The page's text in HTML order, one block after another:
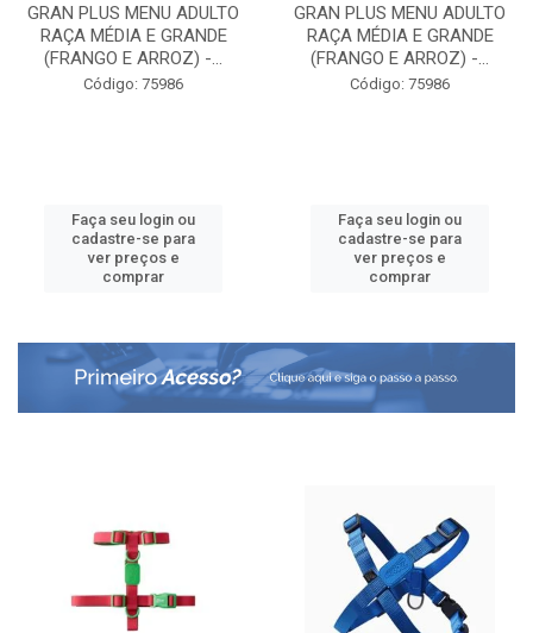
GRAN PLUS MENU ADULTO
RAÇA MÉDIA E GRANDE
(FRANGO E ARROZ) -...
Código: 75986
Faça seu login ou
cadastre-se para
ver preços e
comprar
GRAN PLUS MENU ADULTO
RAÇA MÉDIA E GRANDE
(FRANGO E ARROZ) -...
Código: 75986
Faça seu login ou
cadastre-se para
ver preços e
comprar